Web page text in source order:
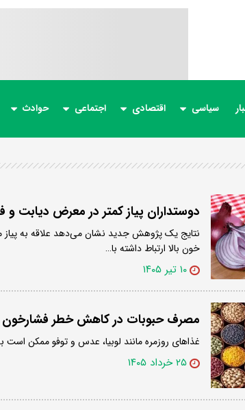
سیاسی اقتصادی اجتماعی حوادث
دوستداران پیاز کمتر در معرض دیابت و
خون بالا ارتباط داشته با…
۱۰ تیر ۱۴۰۵
مصرف حبوبات در کاهش خطر فشارخون
غذاهای روزمره مانند لوبیا، عدس و توفو ممکن
۲۵ خرداد ۱۴۰۵